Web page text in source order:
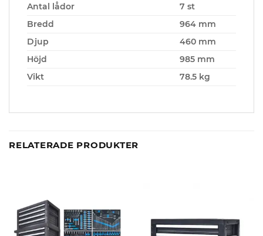
Antal lådor
7 st
Bredd
964 mm
Djup
460 mm
Höjd
985 mm
Vikt
78.5 kg
RELATERADE PRODUKTER